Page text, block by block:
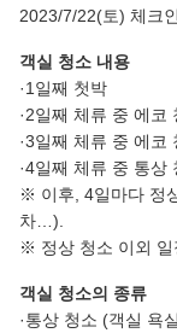
2023/7/22(토) 체크
객실 청소 내용
·1일째 첫박
·2일째 체류 중 에코
·3일째 체류 중 에코
·4일째 체류 중 통상
※ 이후, 4일마다 정
차…).
※ 정상 청소 이외 일
객실 청소의 종류
·통상 청소 (객실 욕